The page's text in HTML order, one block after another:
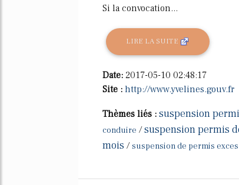
Si la convocation...
LIRE LA SUITE
Date: 2017-05-10 02:48:17
Site : http://www.yvelines.gouv.fr
Thèmes liés : suspension
conduire /suspension permis
mois /suspension de permis